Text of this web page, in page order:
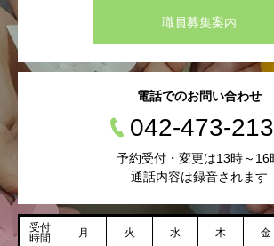
職員募集案内
電話でのお問い合わせ
042-473-
予約受付・変更は13時～16
通話内容は録音されます
受付
時間
月 火 水 木 金